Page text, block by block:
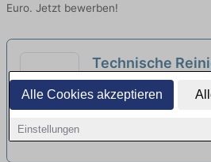
Alle Cookies akzeptieren
Einstellungen
Euro. Jetzt bewerben!
Technische
(m/w/d)Minijob |
Wochenende |
HRM Institute GmbH